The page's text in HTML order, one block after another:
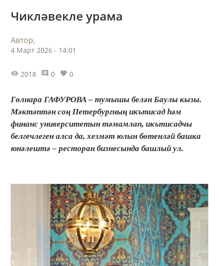
Чикләвекле урама
Автор,
4 Март 2026 - 14:01
2018 0 0
Гөлнара ГАФУРОВА – тумышы белән Баулы кызы.
Мәктәптән соң Петербургның икътисад һәм
финанс университетын тәмамлап, икътисадчы
белгечлеген алса да, хезмәт юлын бөтенләй башка
юнәлештә – ресторан бизнесында башлый ул.